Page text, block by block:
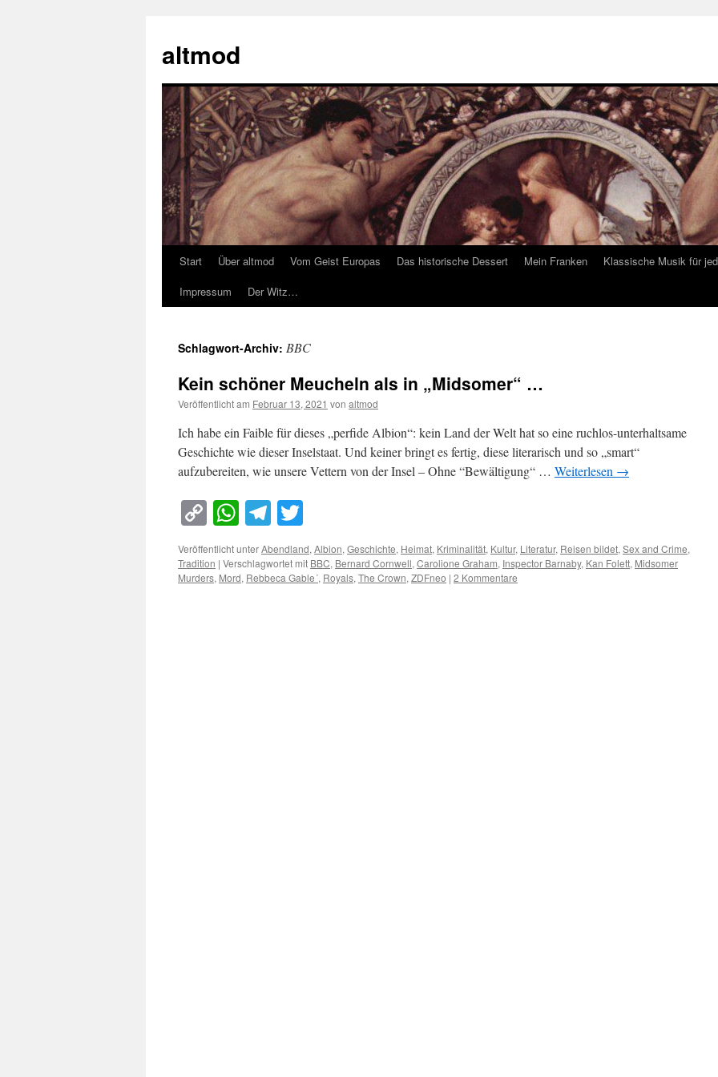
springen
altmod
Start Über altmod Vom Geist Europas Das historische Dessert Mein Franken
Klassische Musik für
Impressum
Der Witz…
Schlagwort-Archiv: BBC
Kein schöner Meucheln als in „Midsomer“ …
Veröffentlicht am Februar 13, 2021 von altmod
Ich habe ein Faible für dieses „perfide Albion“: kein Land der Welt hat so eine ruchlos-unterhaltsame
Geschichte wie dieser Inselstaat. Und keiner bringt es fertig, diese literarisch und so „smart“
aufzubereiten, wie unsere Vettern von der Insel – Ohne “Bewältigung“ … Weiterlesen →
Copy
Link
WhatsApp
Telegram
Veröffentlicht unterAbendland,Albion,Geschichte, Heimat, Kriminalität, Kultur, Literatur, Reisen bildet,Sex and Crime,
Tradition | Verschlagwortet mit BBC, Bernard Cornwell,Carolione Graham, Inspector Barnaby, Kan Folett, Midsomer
Murders, Mord, Rebbeca Gable´, Royals,The Crown,ZDFneo | 2 Kommentare